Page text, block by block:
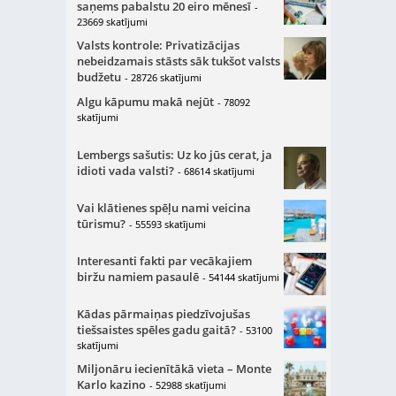
saņems pabalstu 20 eiro mēnesī -
23669 skatījumi
Valsts kontrole: Privatizācijas
nebeidzamais stāsts sāk tukšot valsts
budžetu - 28726 skatījumi
Algu kāpumu makā nejūt - 78092
skatījumi
Lembergs sašutis: Uz ko jūs cerat, ja
idioti vada valsti? - 68614 skatījumi
Vai klātienes spēļu nami veicina
tūrismu? - 55593 skatījumi
Interesanti fakti par vecākajiem
biržu namiem pasaulē - 54144 skatījumi
Kādas pārmaiņas piedzīvojušas
tiešsaistes spēles gadu gaitā? - 53100
skatījumi
Miljonāru iecienītākā vieta – Monte
Karlo kazino - 52988 skatījumi